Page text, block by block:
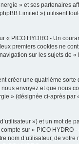
» et ses partenaires
Limited ») utilisent
PICO HYDRO - Un
premiers cookies ne
sur les sujets de
créer une quatrième
envoyez et que nous
» (désignée ci-après
») et un mot
sur « PICO
d’utilisateur, de